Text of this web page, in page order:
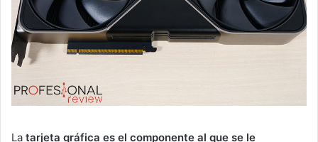
La tarjeta gráfica es el componente al que se le